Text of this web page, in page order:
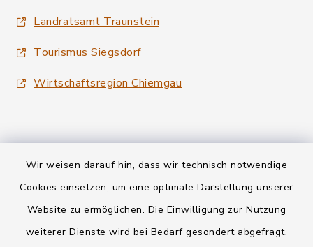
Wir weisen darauf hin, dass wir technisch notwendige
Cookies einsetzen, um eine optimale Darstellung unserer
Website zu ermöglichen. Die Einwilligung zur Nutzung
weiterer Dienste wird bei Bedarf gesondert abgefragt.
Landratsamt Traunstein
Tourismus Siegsdorf
Wirtschaftsregion Chiemgau
Kontakt